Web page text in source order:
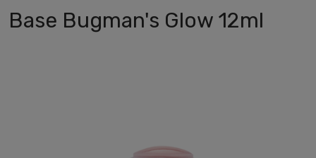
Base Bugman's Glow 12ml